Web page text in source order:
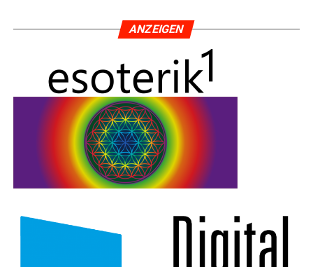
ANZEI­GEN